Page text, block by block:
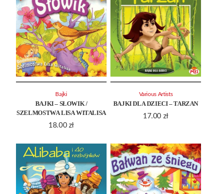
BAJKI – SŁOWIK /
SZELMOSTWA LISA WITALISA
18.00 zł
Bajki
BAJKI DLA DZIECI – TARZAN
17.00 zł
Various Artists